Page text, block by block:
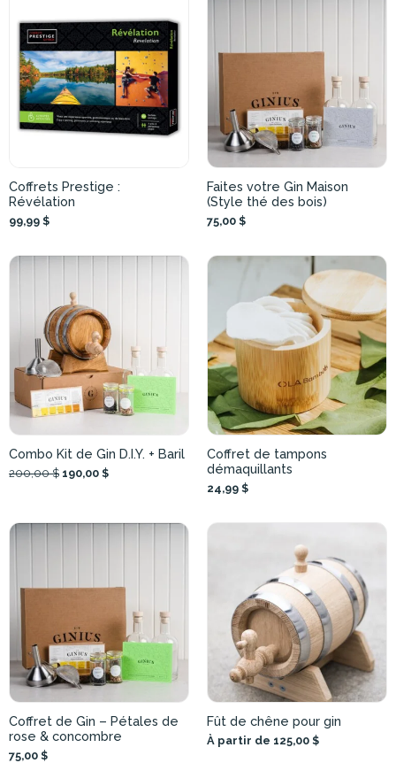
Coffrets Prestige :
Révélation
99,99 $
Faites votre Gin Maison
(Style thé des bois)
75,00 $
Combo Kit de Gin D.I.Y. + Baril
200,00 $ 190,00 $
Coffret de tampons
démaquillants
24,99 $
Coffret de Gin – Pétales de
rose & concombre
75,00 $
Fût de chêne pour gin
À partir de 125,00 $